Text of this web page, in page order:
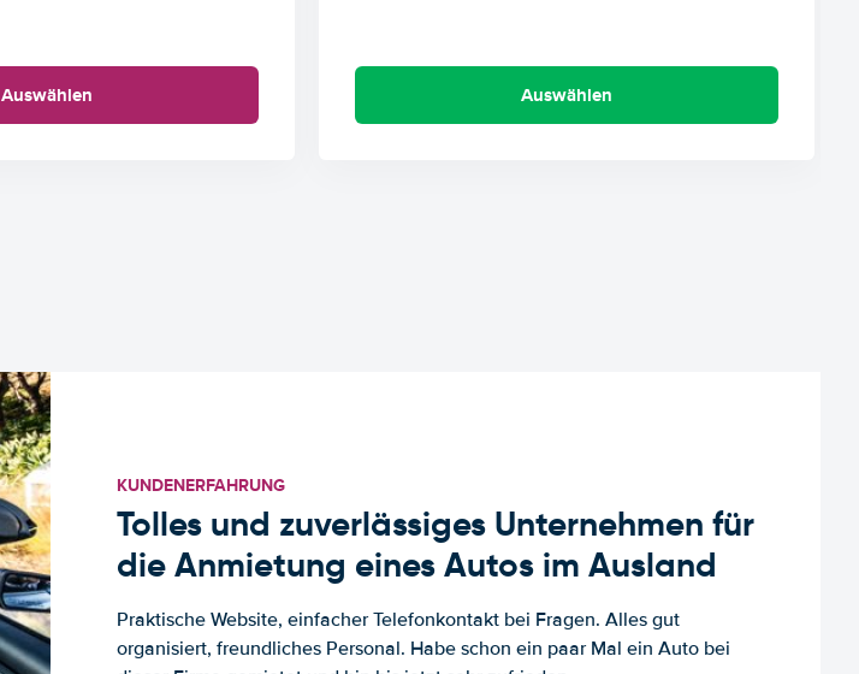
Auswählen Auswählen
KUNDENERFAHRUNG
Tolles und zuverlässiges Unternehmen für
die Anmietung eines Autos im Ausland
Praktische Website, einfacher Telefonkontakt bei Fragen. Alles gut
organisiert, freundliches Personal. Habe schon ein paar Mal ein Auto bei